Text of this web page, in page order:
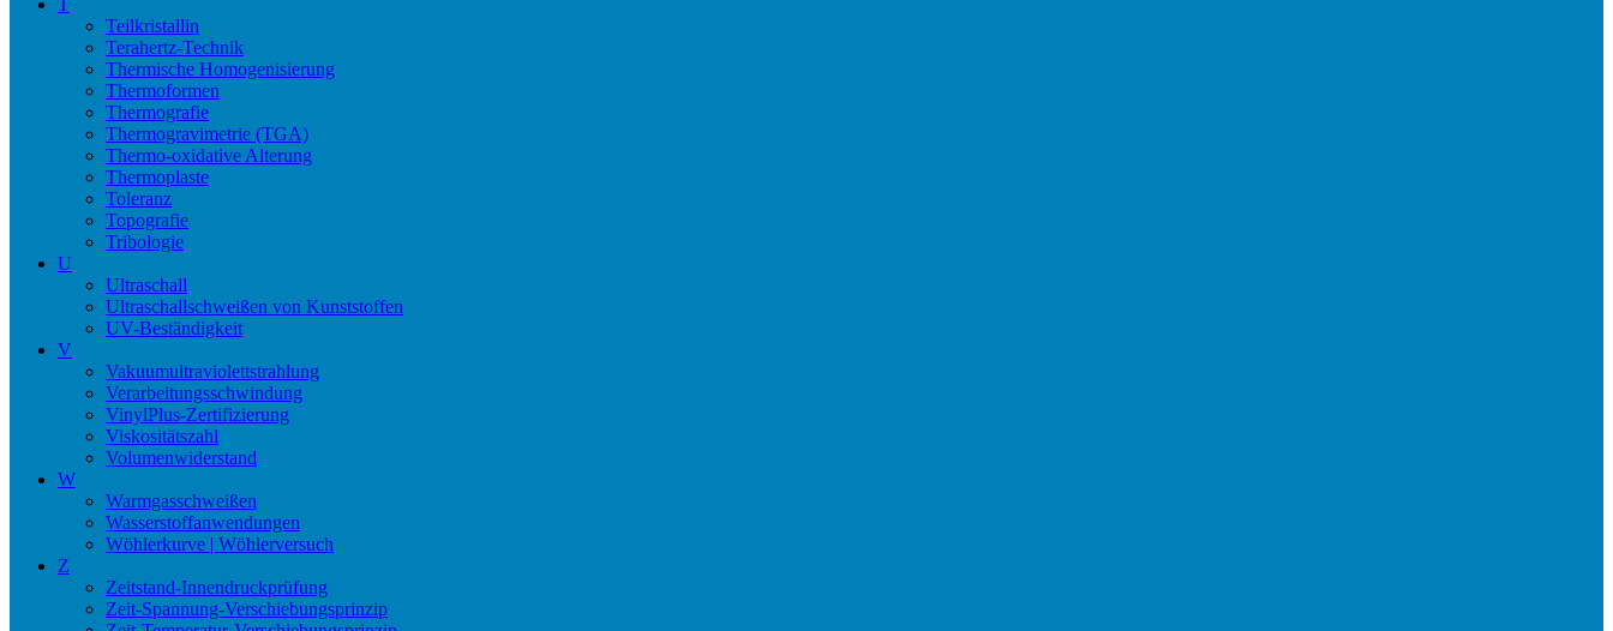
T
Teilkristallin
Terahertz-Technik
Thermische Homogenisierung
Thermoformen
Thermografie
Thermogravimetrie (TGA)
Thermo-oxidative Alterung
Thermoplaste
Toleranz
Topografie
Tribologie
U
Ultraschall
Ultraschallschweißen von Kunststoffen
UV-Beständigkeit
V
Vakuumultraviolettstrahlung
Verarbeitungsschwindung
VinylPlus-Zertifizierung
Viskositätszahl
Volumenwiderstand
W
Warmgasschweißen
Wasserstoffanwendungen
Wöhlerkurve | Wöhlerversuch
Z
Zeitstand-Innendruckprüfung
Zeit-Spannung-Verschiebungsprinzip